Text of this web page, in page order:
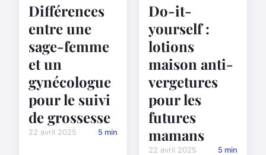
Différences
entre une
sage-femme
et un
gynécologue
pour le suivi
de grossesse
22 avril 2025 5 min
Do-it-
yourself :
lotions
maison anti-
vergetures
pour les
futures
mamans
22 avril 2025 5 min